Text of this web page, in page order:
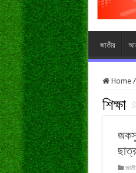
জাতীয়
Home /
শিক্ষা
জকসু